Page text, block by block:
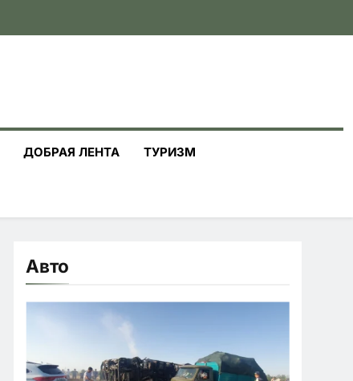
ДОБРАЯ ЛЕНТА ТУРИЗМ
Авто